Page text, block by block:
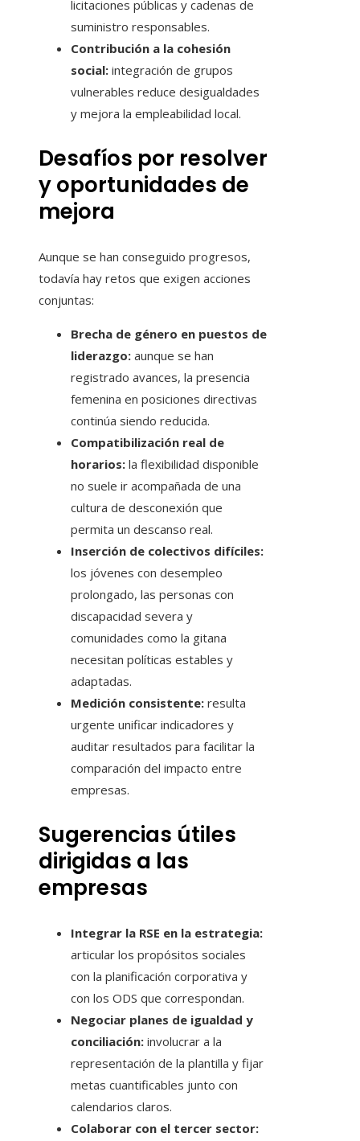
licitaciones públicas y cadenas de
suministro responsables.
Contribución a la cohesión
social: integración de grupos
vulnerables reduce desigualdades
y mejora la empleabilidad local.
Desafíos por resolver
y oportunidades de
mejora
Aunque se han conseguido progresos,
todavía hay retos que exigen acciones
conjuntas:
Brecha de género en puestos de
liderazgo: aunque se han
registrado avances, la presencia
femenina en posiciones directivas
continúa siendo reducida.
Compatibilización real de
horarios: la flexibilidad disponible
no suele ir acompañada de una
cultura de desconexión que
permita un descanso real.
Inserción de colectivos difíciles:
los jóvenes con desempleo
prolongado, las personas con
discapacidad severa y
comunidades como la gitana
necesitan políticas estables y
adaptadas.
Medición consistente: resulta
urgente unificar indicadores y
auditar resultados para facilitar la
comparación del impacto entre
empresas.
Sugerencias útiles
dirigidas a las
empresas
Integrar la RSE en la estrategia:
articular los propósitos sociales
con la planificación corporativa y
con los ODS que correspondan.
Negociar planes de igualdad y
conciliación: involucrar a la
representación de la plantilla y fijar
metas cuantificables junto con
calendarios claros.
Colaborar con el tercer sector: